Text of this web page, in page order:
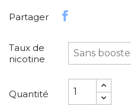
Partager
Taux de
nicotine
Quantité